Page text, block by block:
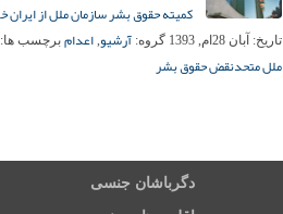
کمیته حقوق بشر سازمان ملل از ایران
تاریخ: آبان 28ام, 1393 گروه: آرشیو, اعدام برچسب ها:
ملل متحدنقض حقوق بشر
دگرباشان جنسی